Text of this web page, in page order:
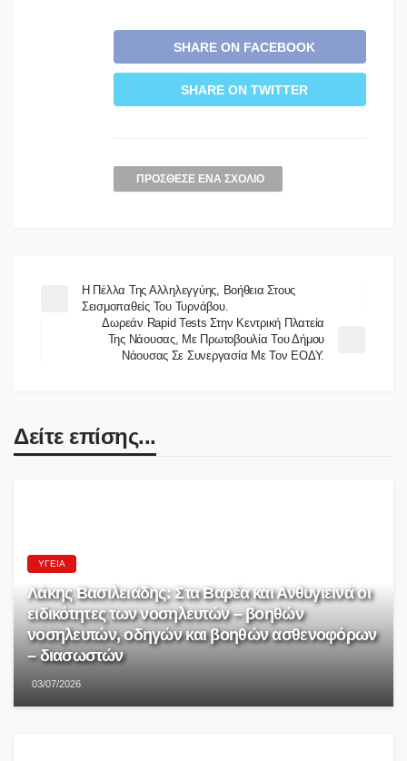
SHARE ON FACEBOOK
SHARE ON TWITTER
ΠΡΌΣΘΕΣΕ ΈΝΑ ΣΧΌΛΙΟ
Η Πέλλα Της Αλληλεγγύης, Βοήθεια Στους
Σεισμοπαθείς Του Τυρνάβου.
Δωρεάν Rapid Tests Στην Κεντρική Πλατεία
Της Νάουσας, Με Πρωτοβουλία Του Δήμου
Νάουσας Σε Συνεργασία Με Τον ΕΟΔΥ.
Δείτε επίσης...
ΥΓΕΊΑ
Λάκης Βασιλειάδης: Στα Βαρέα και Ανθυγιεινά οι
ειδικότητες των νοσηλευτών – βοηθών
νοσηλευτών, οδηγών και βοηθών ασθενοφόρων
– διασωστών
03/07/2026